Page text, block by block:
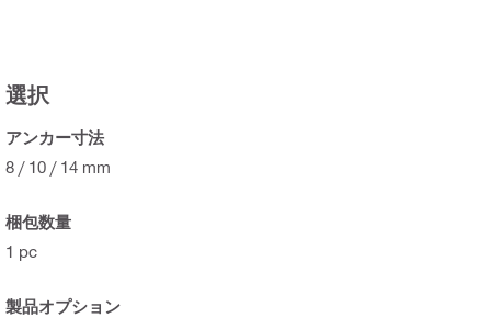
選択
アンカー寸法
8 / 10 / 14 mm
梱包数量
1 pc
製品オプション